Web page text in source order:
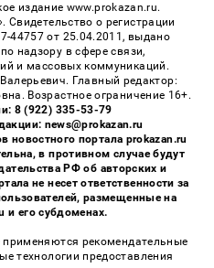
издание www.prokazan.ru.
о регистрации
44757 от 25.04.2011, выдано
надзору в сфере связи,
и массовых коммуникаций.
Главный редактор:
Возрастное ограничение 16+.
8 (922) 335-53-79
news@prokazan.ru
новостного портала prokazan.ru
в противном случае будут
РФ об авторских и
не несет ответственности за
размещенные на
и его субдоменах.
рекомендательные
технологии предоставления